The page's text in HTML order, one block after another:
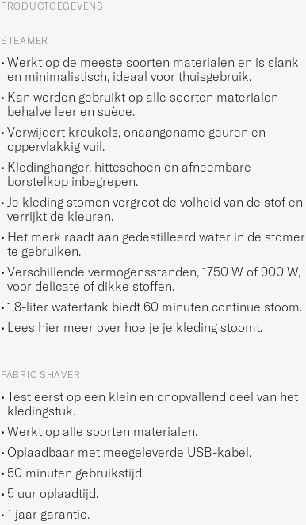
PRODUCTGEGEVENS
STEAMER
Werkt op de meeste soorten materialen en is slank
en minimalistisch, ideaal voor thuisgebruik.
Kan worden gebruikt op alle soorten materialen
behalve leer en suède.
Verwijdert kreukels, onaangename geuren en
oppervlakkig vuil.
Kledinghanger, hitteschoen en afneembare
borstelkop inbegrepen.
Je kleding stomen vergroot de volheid van de stof en
verrijkt de kleuren.
Het merk raadt aan gedestilleerd water in de stomer
te gebruiken.
Verschillende vermogensstanden, 1750 W of 900 W,
voor delicate of dikke stoffen.
1,8-liter watertank biedt 60 minuten continue stoom.
Lees hier meer over hoe je je kleding stoomt.
FABRIC SHAVER
Test eerst op een klein en onopvallend deel van het
kledingstuk.
Werkt op alle soorten materialen.
Oplaadbaar met meegeleverde USB-kabel.
50 minuten gebruikstijd.
5 uur oplaadtijd.
1 jaar garantie.